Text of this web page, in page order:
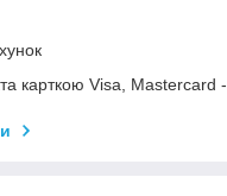
карткою Visa, Mastercard